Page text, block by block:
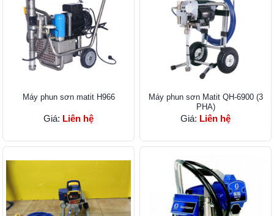
Máy phun sơn matit H966
Giá: Liên hệ
Máy phun sơn Matit QH-6900 (3
PHA)
Giá: Liên hệ